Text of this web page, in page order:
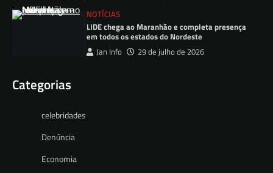
NOTÍCIAS
LIDE chega ao Maranhão e completa presença
em todos os estados do Nordeste
Jan Info 29 de julho de 2026
Categorias
celebridades
Denúncia
Economia